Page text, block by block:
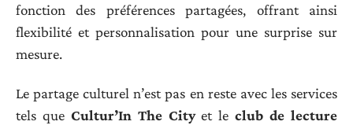
fonction des préférences partagées, offrant ainsi
flexibilité et personnalisation pour une surprise sur
mesure.
Le partage culturel n’est pas en reste avec les services
tels que Cultur’In The Cityet leclub de lecture